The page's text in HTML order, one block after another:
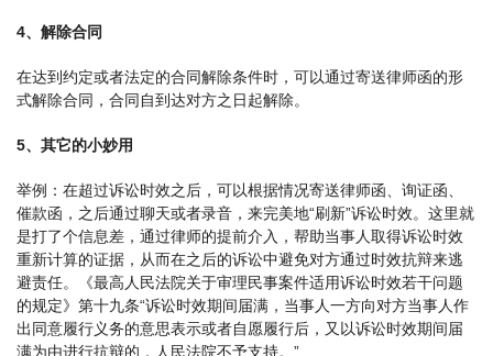
4、解除合同
在达到约定或者法定的合同解除条件时，可以通过寄送律师函的形
式解除合同，合同自到达对方之日起解除。
5、其它的小妙用
举例：在超过诉讼时效之后，可以根据情况寄送律师函、询证函、
催款函，之后通过聊天或者录音，来完美地“刷新”诉讼时效。这里就
是打了个信息差，通过律师的提前介入，帮助当事人取得诉讼时效
重新计算的证据，从而在之后的诉讼中避免对方通过时效抗辩来逃
避责任。《最高人民法院关于审理民事案件适用诉讼时效若干问题
的规定》第十九条“诉讼时效期间届满，当事人一方向对方当事人作
出同意履行义务的意思表示或者自愿履行后，又以诉讼时效期间届
满为由进行抗辩的，人民法院不予支持。”